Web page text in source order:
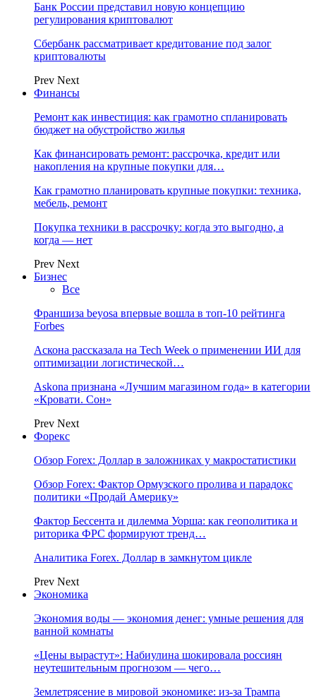
Банк России представил новую концепцию
регулирования криптовалют
Сбербанк рассматривает кредитование под залог
криптовалюты
Prev Next
Финансы
Ремонт как инвестиция: как грамотно спланировать
бюджет на обустройство жилья
Как финансировать ремонт: рассрочка, кредит или
накопления на крупные покупки для…
Как грамотно планировать крупные покупки: техника,
мебель, ремонт
Покупка техники в рассрочку: когда это выгодно, а
когда — нет
Prev Next
Бизнес
Все
Франшиза beyosa впервые вошла в топ-10 рейтинга
Forbes
Аскона рассказала на Tech Week о применении ИИ для
оптимизации логистической…
Askona признана «Лучшим магазином года» в категории
«Кровати. Сон»
Prev Next
Форекс
Обзор Forex: Доллар в заложниках у макростатистики
Обзор Forex: Фактор Ормузского пролива и парадокс
политики «Продай Америку»
Фактор Бессента и дилемма Уорша: как геополитика и
риторика ФРС формируют тренд…
Аналитика Forex. Доллар в замкнутом цикле
Prev Next
Экономика
Экономия воды — экономия денег: умные решения для
ванной комнаты
«Цены вырастут»: Набиулина шокировала россиян
неутешительным прогнозом — чего…
Землетрясение в мировой экономике: из-за Трампа